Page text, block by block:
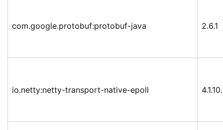
com.google.protobuf:protobuf-java 2.6.1
io.netty:netty-transport-native-epoll